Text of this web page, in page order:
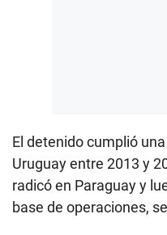
El detenido cumplió
Uruguay entre 2013 y
radicó en Paraguay y
base de operaciones,